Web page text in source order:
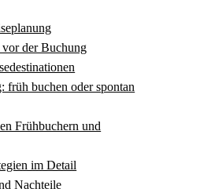
der Buchung
früh buchen oder spontan
Frühbuchern und
im Detail
Nachteile